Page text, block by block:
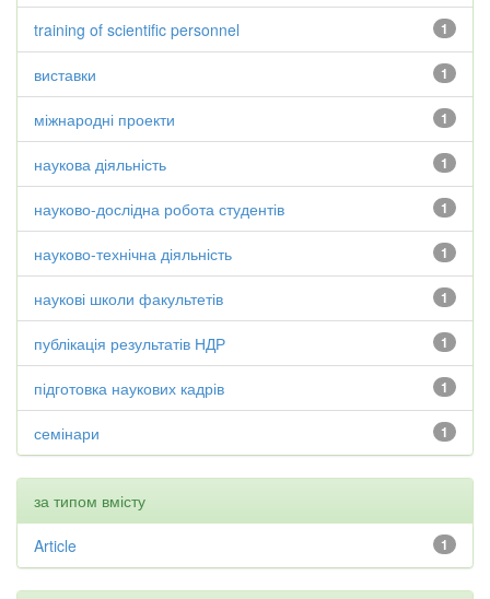
1
training of scientific personnel
1
виставки
1
міжнародні проекти
1
наукова діяльність
1
науково-дослідна робота студентів
1
науково-технічна діяльність
1
наукові школи факультетів
1
публікація результатів НДР
1
підготовка наукових кадрів
1
семінари
за типом вмісту
1
Article